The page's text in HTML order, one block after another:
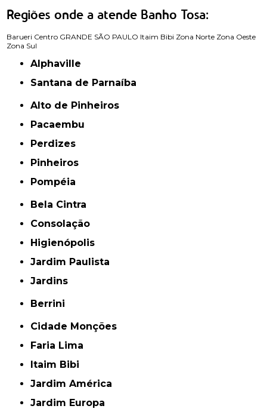
Regiões onde a atende Banho Tosa:
Barueri Centro GRANDE SÃO PAULO Itaim Bibi Zona Norte Zona Oeste
Zona Sul
Alphaville
Santana de Parnaíba
Alto de Pinheiros
Pacaembu
Perdizes
Pinheiros
Pompéia
Bela Cintra
Consolação
Higienópolis
Jardim Paulista
Jardins
Berrini
Cidade Monções
Faria Lima
Itaim Bibi
Jardim América
Jardim Europa